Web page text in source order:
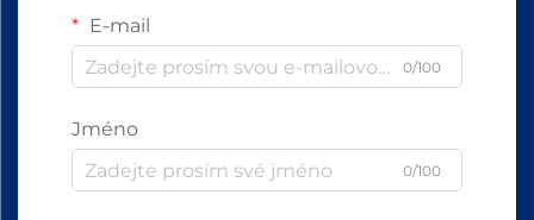
E-mail
0/100
Jméno
0/100